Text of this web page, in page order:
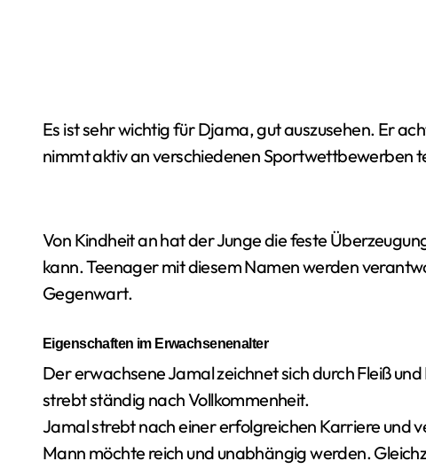
Es ist sehr wichtig für Djama, gut auszusehen. Er
nimmt aktiv an verschiedenen Sportwettbewerben
Von Kindheit an hat der Junge die feste
kann. Teenager mit diesem Namen werden
Gegenwart.
Eigenschaften im Erwachsenenalter
Der erwachsene Jamal zeichnet sich durch Fleiß
strebt ständig nach Vollkommenheit.
Jamal strebt nach einer erfolgreichen Karriere und
Mann möchte reich und unabhängig werden.